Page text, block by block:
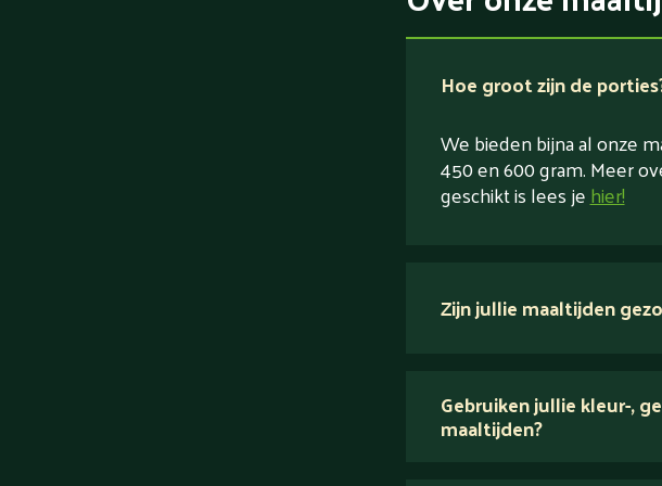
Hoe groot zijn de
We bieden bijna al onze
450 en 600 gram. Meer
geschikt is lees jehier!
Zijn jullie maaltijden
verse ingrediënten
Gebruiken jullie kleur-,
maaltijden?